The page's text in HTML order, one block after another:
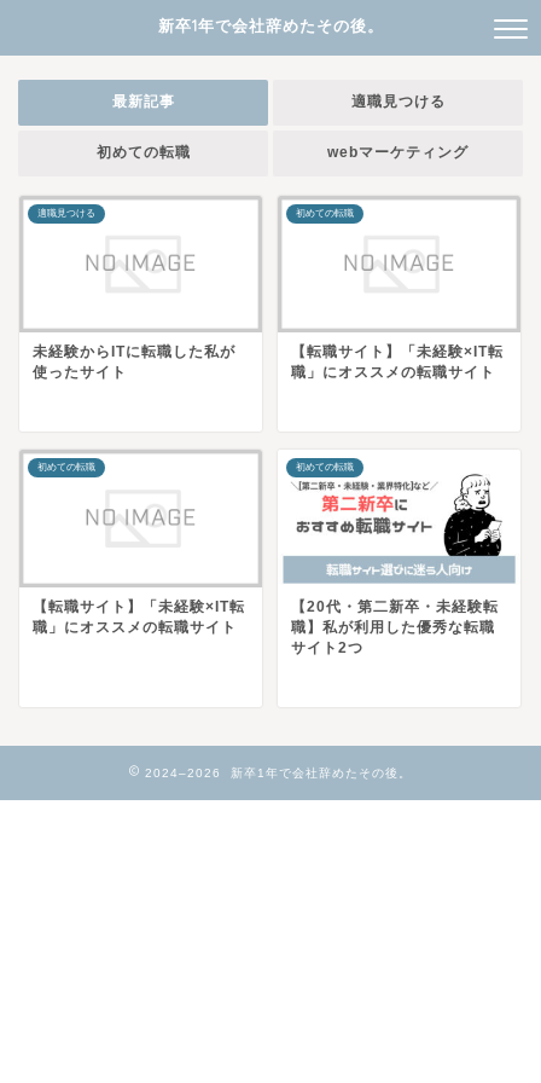
新卒1年で会社辞めたその後。
最新記事 適職見つける
初めての転職 webマーケティング
適職見つける
未経験からITに転職した私が
使ったサイト
初めての転職
【転職サイト】「未経験×IT転
職」にオススメの転職サイト
初めての転職
【転職サイト】「未経験×IT転
職」にオススメの転職サイト
初めての転職
【20代・第二新卒・未経験転
職】私が利用した優秀な転職
サイト2つ
2024–2026 新卒1年で会社辞めたその後。